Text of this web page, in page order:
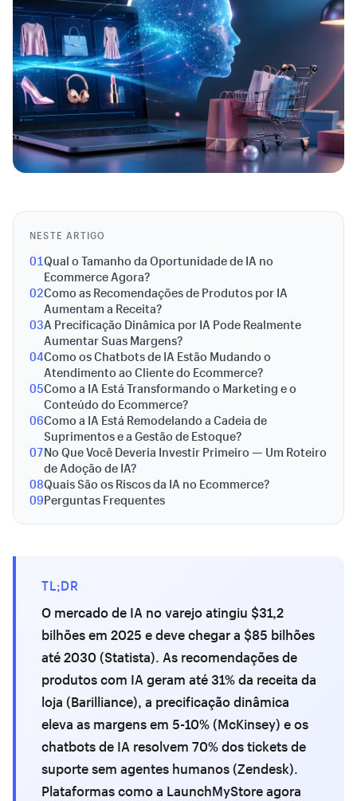
NESTE ARTIGO
01Qual o Tamanho da Oportunidade de IA no
Ecommerce Agora?
02Como as Recomendações de Produtos por IA
Aumentam a Receita?
03A Precificação Dinâmica por IA Pode Realmente
Aumentar Suas Margens?
04Como os Chatbots de IA Estão Mudando o
Atendimento ao Cliente do Ecommerce?
05Como a IA Está Transformando o Marketing e o
Conteúdo do Ecommerce?
06Como a IA Está Remodelando a Cadeia de
Suprimentos e a Gestão de Estoque?
07No Que Você Deveria Investir Primeiro — Um Roteiro
de Adoção de IA?
08Quais São os Riscos da IA no Ecommerce?
09Perguntas Frequentes
TL;DR
O mercado de IA no varejo atingiu $31,2
bilhões em 2025 e deve chegar a $85 bilhões
até 2030 (Statista). As recomendações de
produtos com IA geram até 31% da receita da
loja (Barilliance), a precificação dinâmica
eleva as margens em 5-10% (McKinsey) e os
chatbots de IA resolvem 70% dos tickets de
suporte sem agentes humanos (Zendesk).
Plataformas como a LaunchMyStore agora